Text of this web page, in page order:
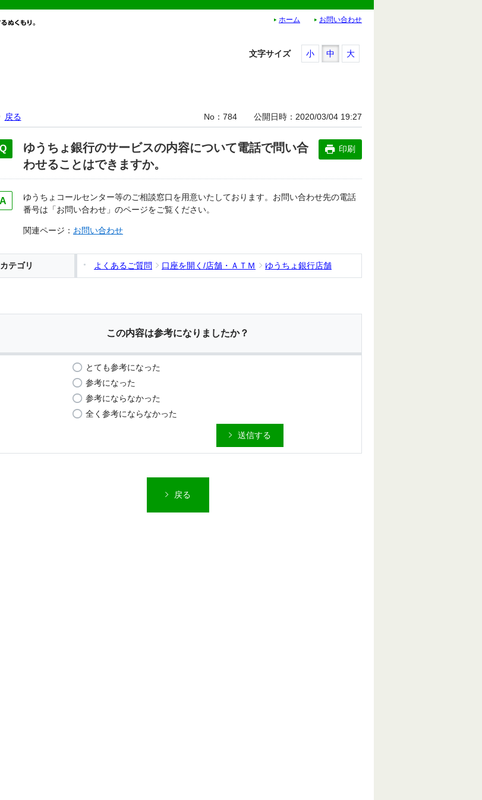
ホーム お問い合わせ
文字サイズ 小 中 大
戻る No 784 公開日時 2020/03/04 19:27
ゆうちょ銀行のサービスの内容について電話で問い合
わせることはできますか。
印刷
ゆうちょコールセンター等のご相談窓口を用意いたしております。お問い合わせ先の電話
番号は「お問い合わせ」のページをご覧ください。
関連ページ： お問い合わせ
カテゴリ よくあるご質問 口座を開く/店舗・ＡＴＭ ゆうちょ銀行店舗
この内容は参考になりましたか？
とても参考になった
参考になった
参考にならなかった
全く参考にならなかった
送信する
戻る